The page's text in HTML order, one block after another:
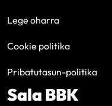
Lege oharra
Cookie politika
Pribatutasun-politika
Sala BBK